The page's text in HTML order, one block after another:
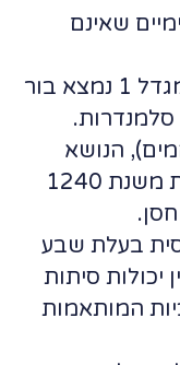
שאינם
מזרחית למגדל 1 נמצא בור
הנושא
כתובת הקדשה יפהפייה בערבית משנת 1240
בעלת שבע
יכולות סיתות
המותאמות